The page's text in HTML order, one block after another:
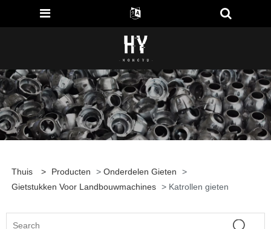
Thuis > Producten > Onderdelen Gieten
>
Gietstukken Voor Landbouwmachines > Katrollen gieten